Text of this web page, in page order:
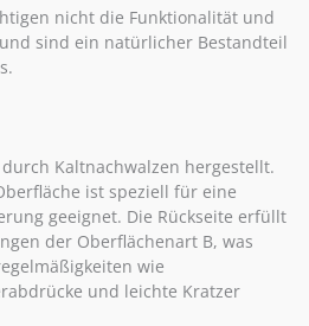
nicht die Funktionalität und
sind ein natürlicher Bestandteil
Kaltnachwalzen hergestellt.
ist speziell für eine
geeignet. Die Rückseite erfüllt
der Oberflächenart B, was
wie
und leichte Kratzer